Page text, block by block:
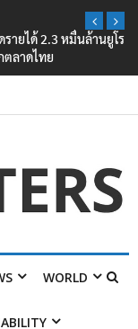
ายได้ 2.3 หมื่นล้านยูโร
ตลาดไทย
WORLD